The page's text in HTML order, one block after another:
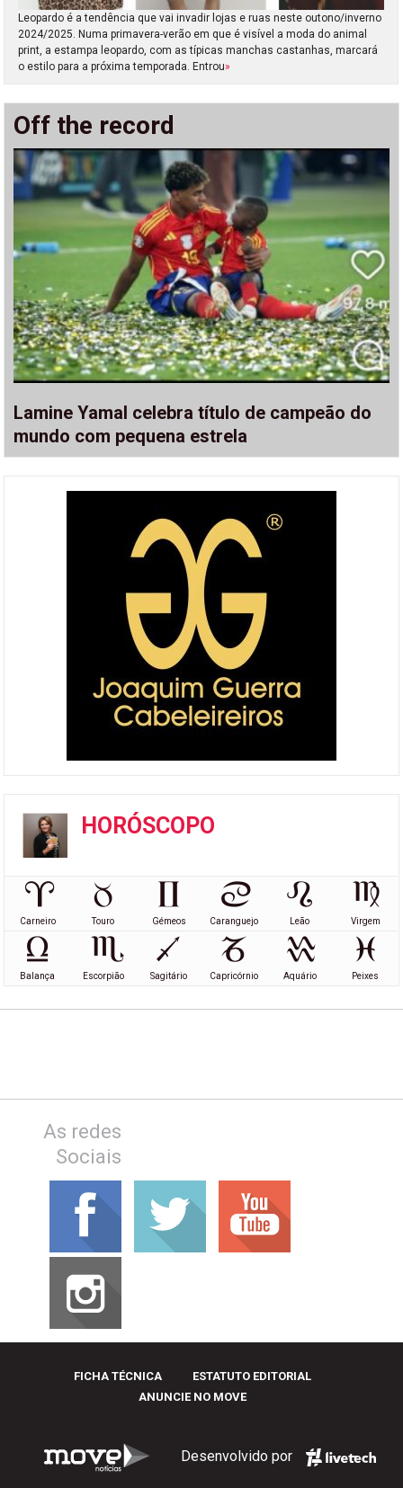
Leopardo é a tendência que vai invadir lojas e ruas neste outono/inverno
2024/2025. Numa primavera-verão em que é visível a moda do animal
print, a estampa leopardo, com as típicas manchas castanhas, marcará
o estilo para a próxima temporada. Entrou»
Off the record
Lamine Yamal celebra título de campeão do
mundo com pequena estrela
HORÓSCOPO
Carneiro Touro Gémeos Caranguejo Leão Virgem
Balança Escorpião Sagitário Capricórnio Aquário Peixes
As redes
Sociais
FICHA TÉCNICA
ESTATUTO EDITORIAL
ANUNCIE NO MOVE
Desenvolvido por